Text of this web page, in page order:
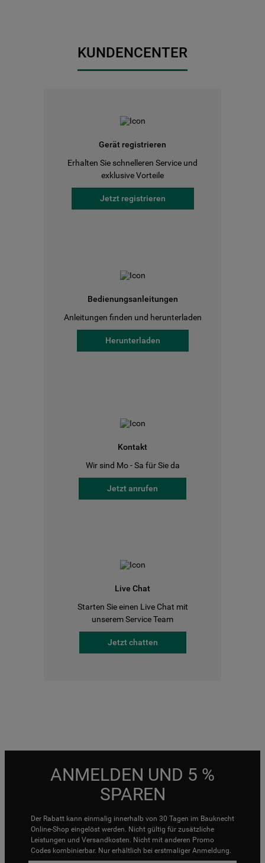
KUNDENCENTER
Gerät registrieren
Erhalten Sie schnelleren Service und
exklusive Vorteile
Jetzt registrieren
Bedienungsanleitungen
Anleitungen finden und herunterladen
Herunterladen
Kontakt
Wir sind Mo - Sa für Sie da
Jetzt anrufen
Live Chat
Starten Sie einen Live Chat mit
unserem Service Team
Jetzt chatten
ANMELDEN UND 5 %
SPAREN
Der Rabatt kann einmalig innerhalb von 30 Tagen im Bauknecht
Online-Shop eingelöst werden. Nicht gültig für zusätzliche
Leistungen und Versandkosten. Nicht mit anderen Promo
Codes kombinierbar. Nur erhältlich bei erstmaliger Anmeldung.